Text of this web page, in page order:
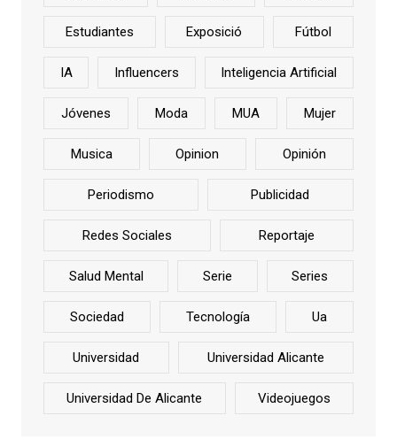
Estudiantes Exposició Fútbol
IA Influencers Inteligencia Artificial
Jóvenes Moda MUA Mujer
Musica Opinion Opinión
Periodismo Publicidad
Redes Sociales Reportaje
Salud Mental Serie Series
Sociedad Tecnología Ua
Universidad Universidad Alicante
Universidad De Alicante Videojuegos